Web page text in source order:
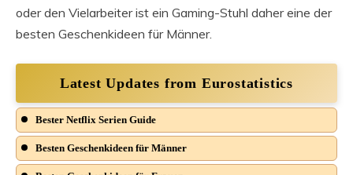
oder den Vielarbeiter ist ein Gaming-Stuhl daher eine der
besten Geschenkideen für Männer.
Latest Updates from Eurostatistics
Bester Netflix Serien Guide
Besten Geschenkideen für Männer